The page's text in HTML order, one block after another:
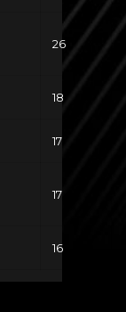
26
18
17
17
16